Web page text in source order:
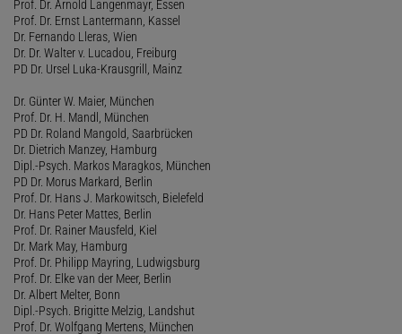
Prof. Dr. Arnold Langenmayr, Essen
Prof. Dr. Ernst Lantermann, Kassel
Dr. Fernando Lleras, Wien
Dr. Dr. Walter v. Lucadou, Freiburg
PD Dr. Ursel Luka-Krausgrill, Mainz
Dr. Günter W. Maier, München
Prof. Dr. H. Mandl, München
PD Dr. Roland Mangold, Saarbrücken
Dr. Dietrich Manzey, Hamburg
Dipl.-Psych. Markos Maragkos, München
PD Dr. Morus Markard, Berlin
Prof. Dr. Hans J. Markowitsch, Bielefeld
Dr. Hans Peter Mattes, Berlin
Prof. Dr. Rainer Mausfeld, Kiel
Dr. Mark May, Hamburg
Prof. Dr. Philipp Mayring, Ludwigsburg
Prof. Dr. Elke van der Meer, Berlin
Dr. Albert Melter, Bonn
Dipl.-Psych. Brigitte Melzig, Landshut
Prof. Dr. Wolfgang Mertens, München